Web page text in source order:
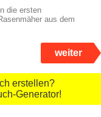
die ersten
aus dem
weiter
erstellen?
Generator!